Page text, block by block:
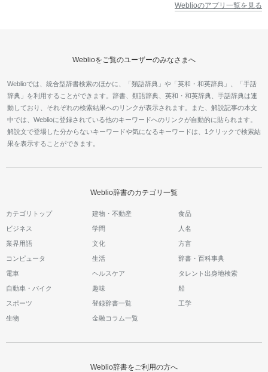
Weblioのアプリ一覧を見る
Weblioをご覧のユーザーのみなさまへ
Weblioでは、統合型辞書検索のほかに、「類語辞典」や「英和・和英辞典」、「手話
辞典」を利用することができます。辞書、類語辞典、英和・和英辞典、手話辞典は連
動しており、それぞれの検索結果へのリンクが表示されます。また、解説記事の本文
中では、Weblioに登録されている他のキーワードへのリンクが自動的に貼られます。
解説文で登場した分からないキーワードや気になるキーワードは、1クリックで検索結
果を表示することができます。
Weblio辞書のカテゴリ一覧
カテゴリトップ 建物・不動産 食品
ビジネス 学問 人名
業界用語 文化 方言
コンピュータ 生活 辞書・百科事典
電車 ヘルスケア タレント出身地検索
自動車・バイク 趣味 船
スポーツ 登録辞書一覧 工学
生物 金融コラム一覧
Weblio辞書をご利用の方へ